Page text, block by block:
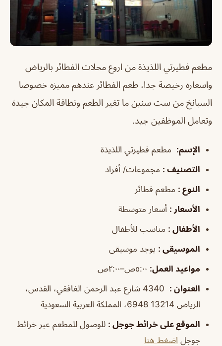
مطعم فطيرتي اللذيذة من اروع محلات الفطائر بالرياض
واسعاره رخيصة جدا، طعم الفطائر عندهم مميزه خصوصا
السبانخ من ست سنين ما تغير الطعم ونظافة المكان جيدة
وتعامل الموظفين جيد.
الإسم: مطعم فطيرتي اللذيذة
التصنيف : مجموعات/ أفراد
النوع : مطعم فطائر
الأسعار : أسعار متوسطة
الأطفال : مناسب للأطفال
الموسيقى : يوجد موسيقى
مواعيد العمل:
العنوان :
4340 شارع عبد الرحمن الغافقي، القدس،
الرياض 13214 6948، المملكة العربية السعودية
الموقع على خرائط جوجل : للوصول للمطعم عبر خرائط
جوجل اضغط هنا